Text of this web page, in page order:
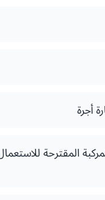
أجرة
المقترحة